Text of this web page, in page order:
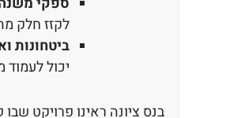
לקזז חלק
ביטחונות
יכול